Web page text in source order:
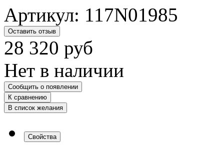
Артикул: 117N01985
Оставить отзыв
28 320 руб
Нет в наличии
Сообщить о появлении
К сравнению
В список желания
Свойства